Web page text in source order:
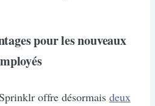
pour les nouveaux
offre désormais deux